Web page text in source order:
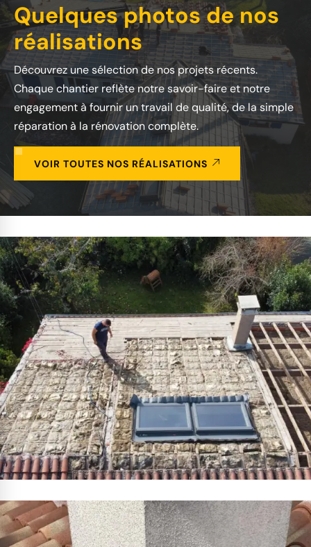
Quelques photos de nos
réalisations
Découvrez une sélection de nos projets récents.
Chaque chantier reflète notre savoir-faire et notre
engagement à fournir un travail de qualité, de la simple
réparation à la rénovation complète.
VOIR TOUTES NOS RÉALISATIONS